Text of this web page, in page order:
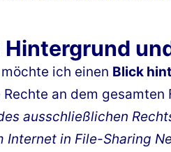
Hintergrund
ich einen Blick
an dem gesamten
ausschließlichen
Internet in File-Sharing